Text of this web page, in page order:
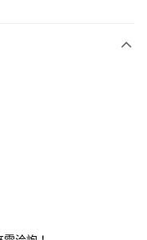
際商業銀行
國際商業銀行